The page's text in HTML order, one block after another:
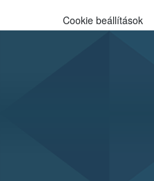
Cookie beállítások